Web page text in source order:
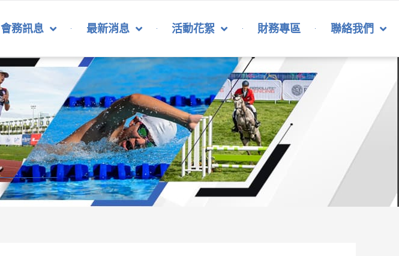
會務訊息 最新消息 活動花絮 財務專區 聯絡我們